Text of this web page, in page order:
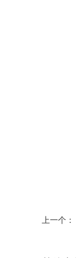
上一个：